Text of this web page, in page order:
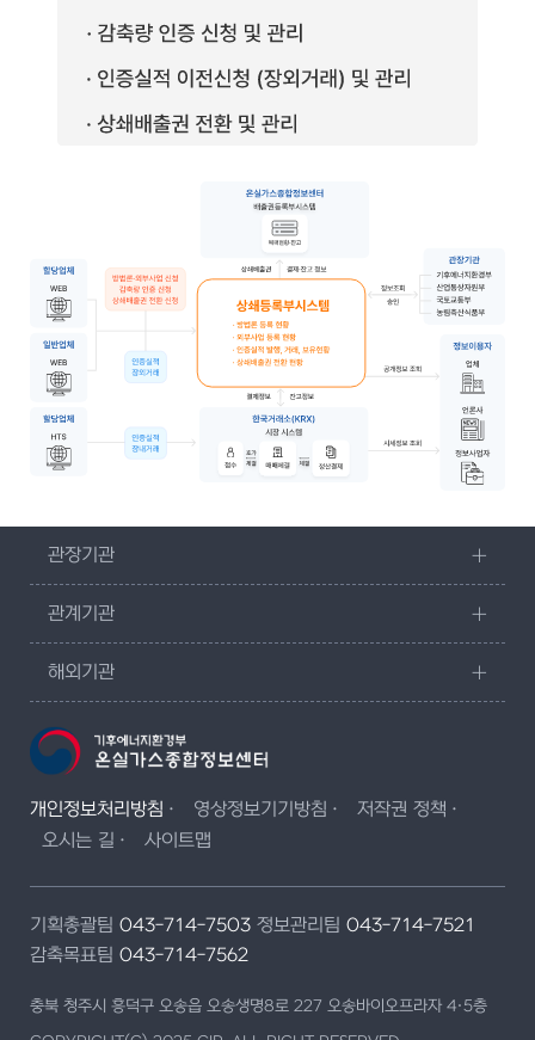
합당업체와 일반업체는 웹 또는 HTS를 통해 방법론·외부사
관장기관
관계기관
해외기관
개인정보처리방침 영상정보기기방침
저작권 정책
오시는 길
사이트맵
기획총괄팀 043-714-7503 정보관리팀 043-714-7521
감축목표팀 043-714-7562
충북 청주시 흥덕구 오송읍 오송생명8로 227 오송바이오프라자 4·5층